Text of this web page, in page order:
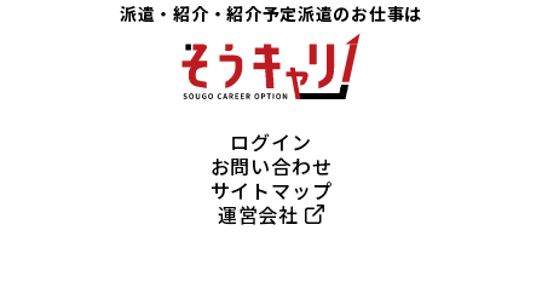
派遣・紹介・紹介予定派遣のお仕事は
ログイン
お問い合わせ
サイトマップ
運営会社